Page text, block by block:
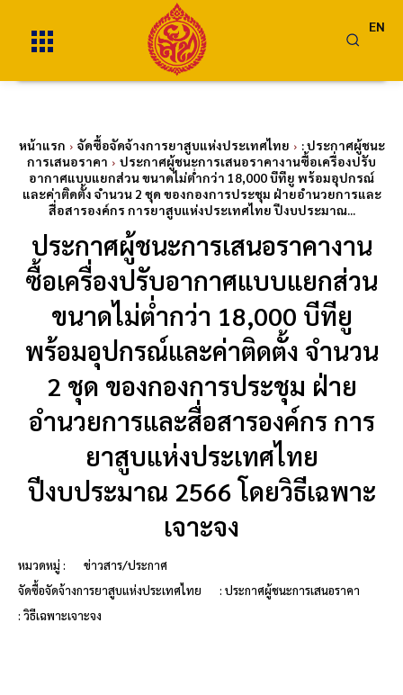
EN
หน้าแรก จัดซื้อจัดจ้างการยาสูบแห่งประเทศไทย
: ประกาศผู้ชนะ
การเสนอราคา
ประกาศผู้ชนะการเสนอราคางานซื้อเครื่องปรับ
อากาศแบบแยกส่วน ขนาดไม่ต่ำกว่า 18,000 บีทียู พร้อมอุปกรณ์
และค่าติดตั้ง จำนวน 2 ชุด ของกองการประชุม ฝ่ายอำนวยการและ
สื่อสารองค์กร การยาสูบแห่งประเทศไทย ปีงบประมาณ...
ประกาศผู้ชนะการเสนอราคางาน
ซื้อเครื่องปรับอากาศแบบแยกส่วน
ขนาดไม่ต่ำกว่า 18,000 บีทียู
พร้อมอุปกรณ์และค่าติดตั้ง จำนวน
2 ชุด ของกองการประชุม ฝ่าย
อำนวยการและสื่อสารองค์กร การ
ยาสูบแห่งประเทศไทย
ปีงบประมาณ 2566 โดยวิธีเฉพาะ
เจาะจง
หมวดหมู่ :
ข่าวสาร/ประกาศ
จัดซื้อจัดจ้างการยาสูบแห่งประเทศไทย
: ประกาศผู้ชนะการเสนอราคา
: วิธีเฉพาะเจาะจง